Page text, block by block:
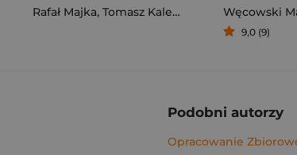
Rafał Majka, Tomasz Kalemba Węcowski
9,0 (9)
Podobni autorzy
Opracowanie